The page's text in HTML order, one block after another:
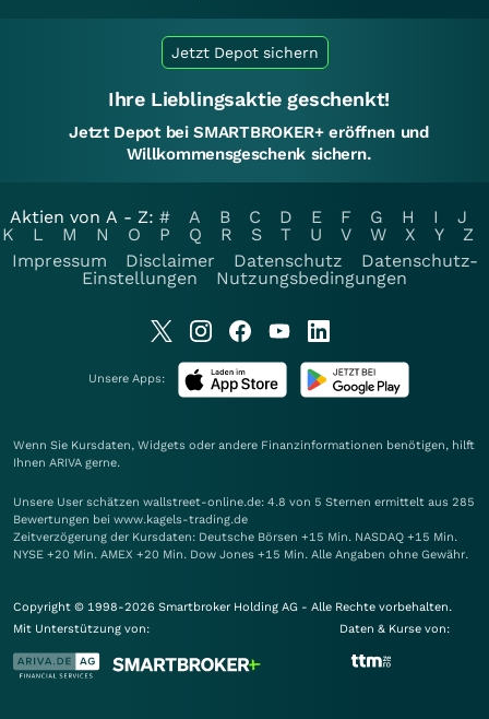
Jetzt Depot sichern
Ihre Lieblingsaktie geschenkt!
Jetzt Depot bei SMARTBROKER+ eröffnen und
Willkommensgeschenk sichern.
Aktien von A - Z: # A B C D E F G H I
J
K
L M N O P Q R S T U V W X Y
Z
Impressum
Disclaimer Datenschutz
Datenschutz-
Einstellungen
Nutzungsbedingungen
Unsere Apps:
Wenn Sie Kursdaten, Widgets oder andere Finanzinformationen benötigen, hilft
Ihnen ARIVA gerne.
Unsere User schätzen wallstreet-online.de: 4.8 von 5 Sternen ermittelt aus 285
Bewertungen bei www.kagels-trading.de
Zeitverzögerung der Kursdaten: Deutsche Börsen +15 Min. NASDAQ +15 Min.
NYSE +20 Min. AMEX +20 Min. Dow Jones +15 Min. Alle Angaben ohne Gewähr.
Copyright © 1998-2026 Smartbroker Holding AG - Alle Rechte vorbehalten.
Mit Unterstützung von:
Daten & Kurse von: